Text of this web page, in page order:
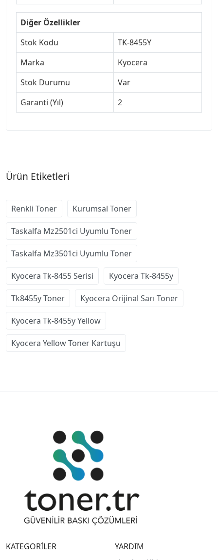
Diğer Özellikler
Stok Kodu
TK-8455Y
Marka
Kyocera
Stok Durumu
Var
Garanti (Yıl)
2
Ürün Etiketleri
Renkli Toner Kurumsal Toner
Taskalfa Mz2501ci Uyumlu Toner
Taskalfa Mz3501ci Uyumlu Toner
Kyocera Tk-8455 Serisi Kyocera Tk-8455y
Tk8455y Toner Kyocera Orijinal Sarı Toner
Kyocera Tk-8455y Yellow
Kyocera Yellow Toner Kartuşu
KATEGORİLER YARDIM